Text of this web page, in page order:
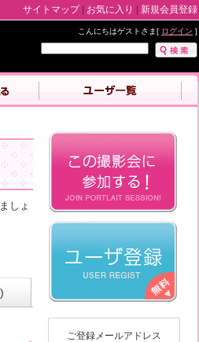
サイトマップ| お気に入り 新規会員登録
こんにちはゲストさま[ ログイン ]
しょ
ご登録メールアドレス